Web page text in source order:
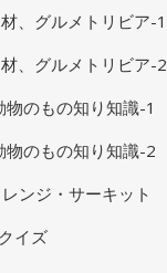
、グルメトリビア-1
、グルメトリビア-2
のもの知り知識-1
のもの知り知識-2
ンジ・サーキット
イズ